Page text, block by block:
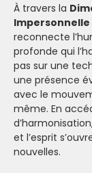
À travers la
Impersonnelle
reconnecte
profonde qui
pas sur une
une présence
avec le
même. En
et l’esprit
nouvelles.